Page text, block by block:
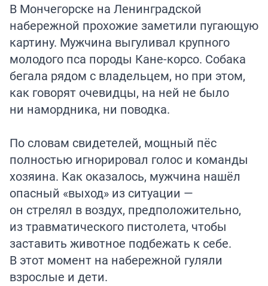
В Мончегорске на Ленинградской
набережной прохожие заметили пугающую
картину. Мужчина выгуливал крупного
молодого пса породы Кане-корсо. Собака
бегала рядом с владельцем, но при этом,
как говорят очевидцы, на ней не было
ни намордника, ни поводка.
По словам свидетелей, мощный пёс
полностью игнорировал голос и команды
хозяина. Как оказалось, мужчина нашёл
опасный «выход» из ситуации —
он стрелял в воздух, предположительно,
из травматического пистолета, чтобы
заставить животное подбежать к себе.
В этот момент на набережной гуляли
взрослые и дети.